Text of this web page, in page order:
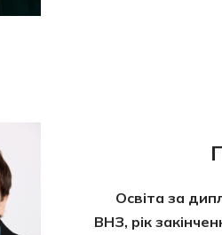
Освіта за
ВНЗ, рік